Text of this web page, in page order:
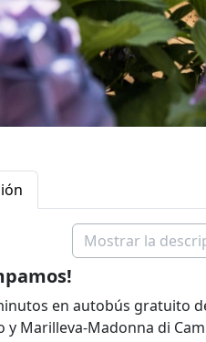
Mostrar la
en autobús gratuito
y Marilleva-Madonna di